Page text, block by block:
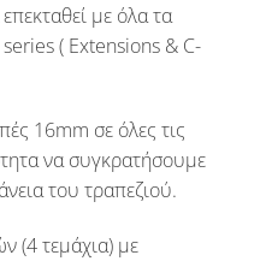
με όλα τα
( Extensions & C-
16mm σε όλες τις
να συγκρατήσουμε
του τραπεζιού.
(4 τεμάχια) με